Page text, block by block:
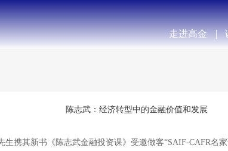
走进高金
陈志武：经济转型中的金融价值和发展
携其新书《陈志武金融投资课》受邀做客“SAIF-CAFR名